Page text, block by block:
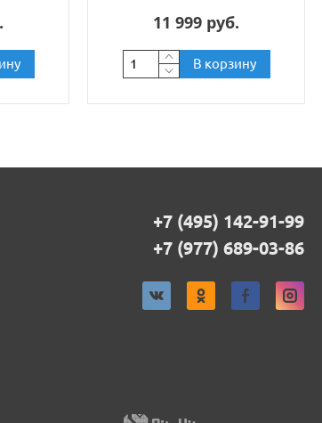
11 999 руб.
В корзину
+7 (495) 142-91-99
+7 (977) 689-03-86